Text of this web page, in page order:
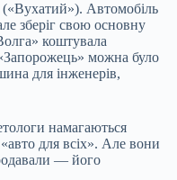
Автомобіль
зберіг свою основну
коштувала
можна було
для інженерів,
намагаються
для всіх». Але вони
— його